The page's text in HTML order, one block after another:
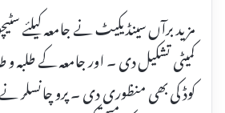
مزید برآں سینڈیکیٹ نے جامعہ کیلئے
کمیٹی تشکیل دی ۔ اور جامعہ کے طلبہ
کوڈ کی بھی منظوری دی ۔ پرو چانسلر